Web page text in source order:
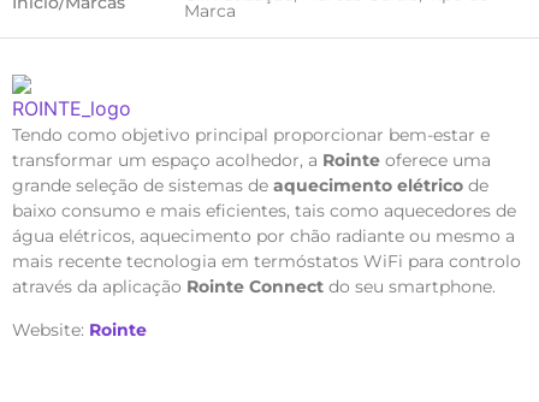
Marca
Tendo como objetivo principal proporcionar bem-estar e
transformar um espaço acolhedor, a Rointe oferece uma
grande seleção de sistemas de aquecimento elétrico de
baixo consumo e mais eficientes, tais como aquecedores de
água elétricos, aquecimento por chão radiante ou mesmo a
mais recente tecnologia em termóstatos WiFi para controlo
através da aplicação Rointe Connect do seu smartphone.
Website: Rointe